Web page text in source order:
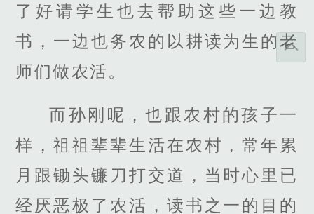
了好请学生也去帮助这些一边教
书，一边也务农的以耕读为生的老
师们做农活。
而孙刚呢，也跟农村的孩子一
样，祖祖辈辈生活在农村，常年累
月跟锄头镰刀打交道，当时心里已
经厌恶极了农活，读书之一的目的